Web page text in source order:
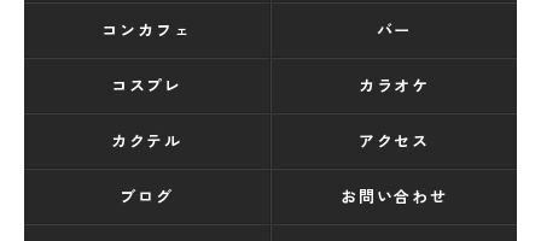
コンカフェ バー
コスプレ カラオケ
カクテル アクセス
ブログ お問い合わせ